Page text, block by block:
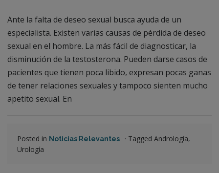
Ante la falta de deseo sexual busca ayuda de un
especialista. Existen varias causas de pérdida de deseo
sexual en el hombre. La más fácil de diagnosticar, la
disminución de la testosterona. Pueden darse casos de
pacientes que tienen poca libido, expresan pocas ganas
de tener relaciones sexuales y tampoco sienten mucho
apetito sexual. En
Posted in Noticias Relevantes · Tagged Andrología,
Urología